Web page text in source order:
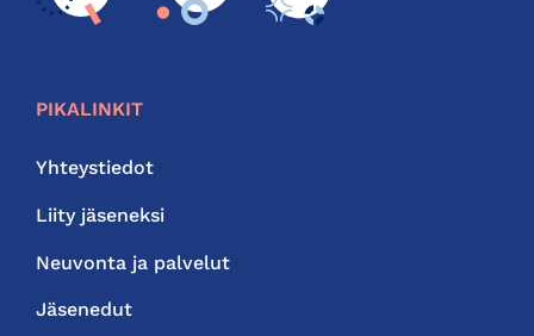
PIKALINKIT
Yhteystiedot
Liity jäseneksi
Neuvonta ja palvelut
Jäsenedut